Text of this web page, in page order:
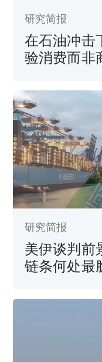
研究简报
在石油冲击
验消费而非
研究简报
美伊谈判前
链条何处最